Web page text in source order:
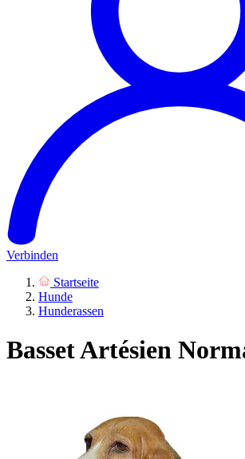
Verbinden
Startseite
Hunde
Hunderassen
Basset Artésien